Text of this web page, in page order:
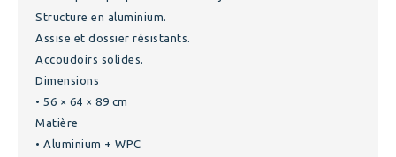
Structure en aluminium.
Assise et dossier résistants.
Accoudoirs solides.
Dimensions
• 56 × 64 × 89 cm
Matière
• Aluminium + WPC